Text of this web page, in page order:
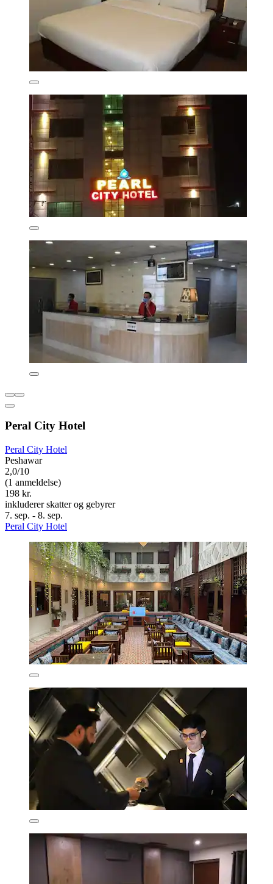
Peral City Hotel
Peral City Hotel
Peshawar
2,0/10
(1 anmeldelse)
198 kr.
inkluderer skatter og gebyrer
7. sep. - 8. sep.
Peral City Hotel